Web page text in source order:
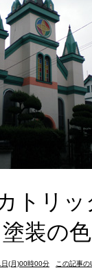
トリ
装の
(月)00時00分 この記事の